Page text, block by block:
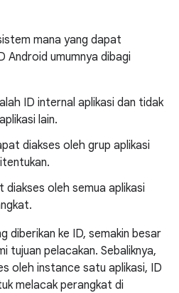
mana yang dapat
Android umumnya dibagi
ID internal aplikasi dan tidak
lain.
diakses oleh grup aplikasi
diakses oleh semua aplikasi
diberikan ke ID, semakin besar
tujuan pelacakan. Sebaliknya,
oleh instance satu aplikasi, ID
melacak perangkat di